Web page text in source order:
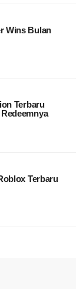
Wins Bulan
Terbaru
Terbaru